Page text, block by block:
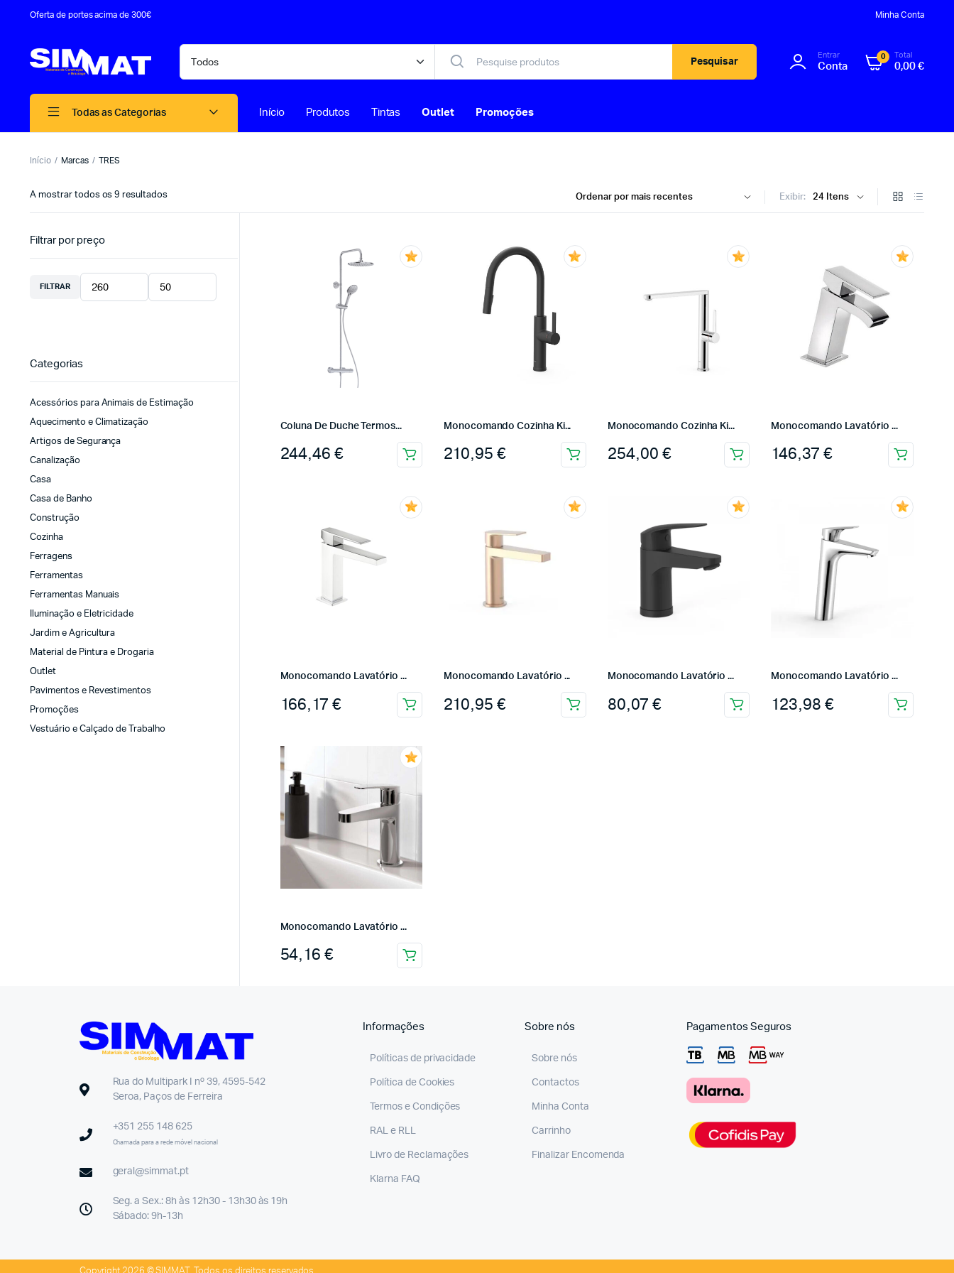
Oferta de portes acima de 300€ Minha Conta
Pesquisar
Entrar
Conta
0 Total
0,00€
Todas as Categorias Início Produtos Tintas Outlet Promoções
Início Marcas TRES
Exibir:
A mostrar todos os 9 resultados
Coluna De Duche Termos...
244,46€
Monocomando Cozinha Ki...
210,95 €
Monocomando Cozinha Ki...
254,00 €
Monocomando Lavatório ...
146,37€
Monocomando Lavatório ...
166,17€
Monocomando Lavatório ...
210,95 €
Monocomando Lavatório ...
80,07 €
Monocomando Lavatório ...
123,98€
Monocomando Lavatório ...
54,16€
Filtrar por preço
FILTRAR
Categorias
Acessórios para Animais de Estimação
Aquecimento e Climatização
Artigos de Segurança
Canalização
Casa
Casa de Banho
Construção
Cozinha
Ferragens
Ferramentas
Ferramentas Manuais
Iluminação e Eletricidade
Jardim e Agricultura
Material de Pintura e Drogaria
Outlet
Pavimentos e Revestimentos
Promoções
Vestuário e Calçado de Trabalho
Rua do Multipark I nº 39, 4595-542
Seroa, Paços de Ferreira
+351 255 148 625
Chamada para a rede móvel nacional
geral@simmat.pt
Seg. a Sex.: 8h às 12h30 - 13h30 às 19h
Sábado: 9h-13h
Informações
Políticas de privacidade
Política de Cookies
Termos e Condições
RAL e RLL
Livro de Reclamações
Klarna FAQ
Sobre nós
Sobre nós
Contactos
Minha Conta
Carrinho
Finalizar Encomenda
Pagamentos Seguros